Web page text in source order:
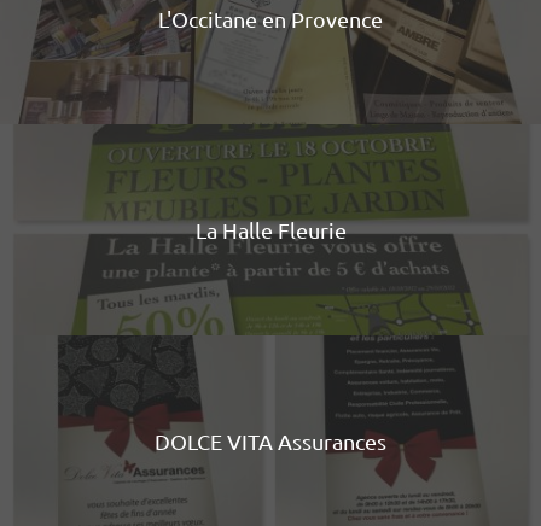
L'Occitane en Provence
La Halle Fleurie
DOLCE VITA Assurances